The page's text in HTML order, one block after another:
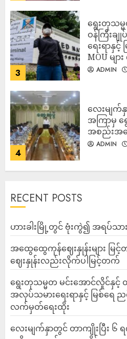
3
ရွေးတုသမ္
ဝန်ကြီးခ
ရေးရာနှ
MOU မျ
ADMIN
4
လေးမျက်
အကြာမှ
အစည်းအ
ADMIN
RECENT POSTS
ဟားခါးမြို့တွင် ဗုံးကွဲ၍ အရပ်သား
အထွေထွေကုန်ဈေးနှုန်းများ မြ
ဈေးနှုန်းလည်းလိုက်ပါမြင့်တက်
ရွေးတုသမ္မတ မင်းအောင်လှိုင်နှင့်
အလုပ်သမားရေးရာနှင့် မြစ်ရေ ည
လက်မှတ်ရေးထိုး
လေးမျက်နှာတွင် တာကျိုးပြီး ၆